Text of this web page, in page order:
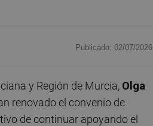
Publicado: 02/07/2026
y Región de Murcia, Olga
renovado el convenio de
de continuar apoyando el